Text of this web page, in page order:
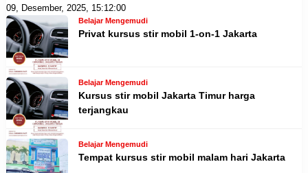
09, Desember, 2025, 15:12:00
Belajar Mengemudi
Privat kursus stir mobil 1-on-1 Jakarta
Belajar Mengemudi
Kursus stir mobil Jakarta Timur harga
terjangkau
Belajar Mengemudi
Tempat kursus stir mobil malam hari Jakarta